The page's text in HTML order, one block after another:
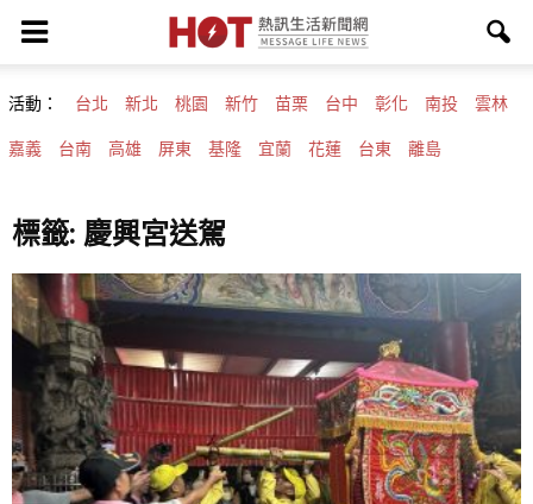
活動： 台北 新北 桃園 新竹 苗栗 台中 彰化 南投 雲林
嘉義 台南 高雄 屏東 基隆 宜蘭 花蓮 台東 離島
標籤: 慶興宮送駕